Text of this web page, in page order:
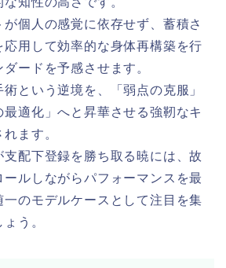
個人の感覚に依存せず、蓄積さ
応用して効率的な身体再構築を行
ードを予感させます。
という逆境を、「弱点の克服」
適化」へと昇華させる強靭なキ
ます。
支配下登録を勝ち取る暁には、故
ルしながらパフォーマンスを最
一のモデルケースとして注目を集
う。